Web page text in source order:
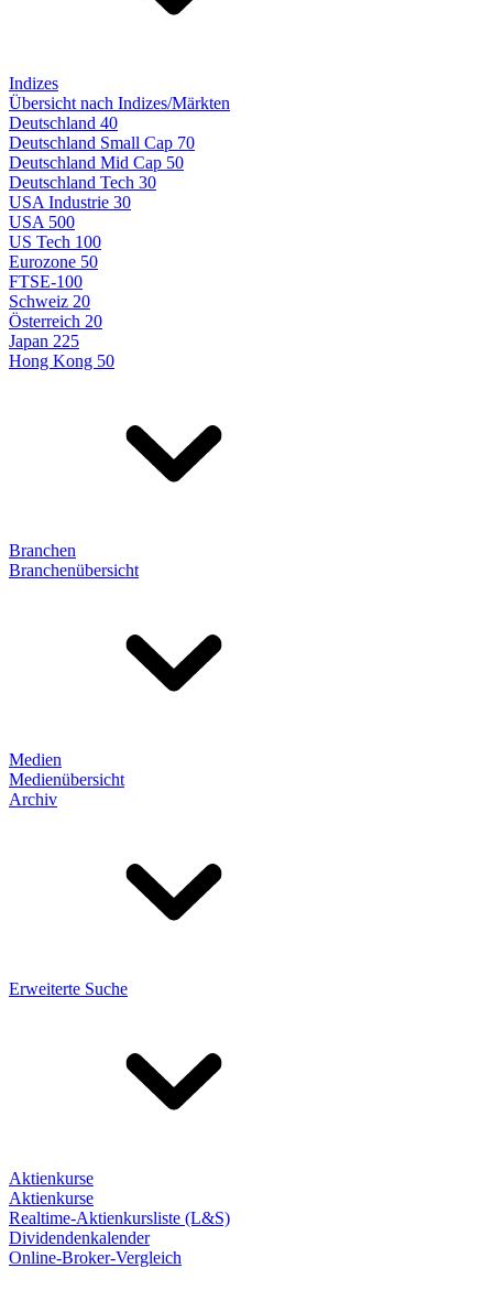
Indizes
Übersicht nach Indizes/Märkten
Deutschland 40
Deutschland Small Cap 70
Deutschland Mid Cap 50
Deutschland Tech 30
USA Industrie 30
USA 500
US Tech 100
Eurozone 50
FTSE-100
Schweiz 20
Österreich 20
Japan 225
Hong Kong 50
Branchen
Branchenübersicht
Medien
Medienübersicht
Archiv
Erweiterte Suche
Aktienkurse
Aktienkurse
Realtime-Aktienkursliste (L&S)
Dividendenkalender
Online-Broker-Vergleich